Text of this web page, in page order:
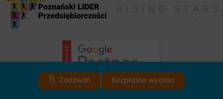
Zadzwoń Bezpłatna wycena